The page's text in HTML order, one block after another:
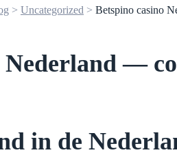
> Uncategorized > Betspino casino
Nederland —
in de